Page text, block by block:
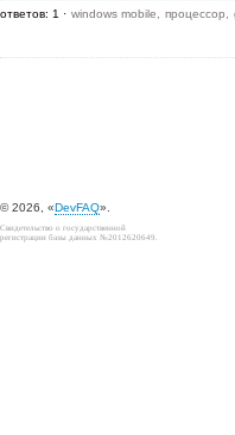
ответов: 1 windows mobile процессор
© 2026, «DevFAQ».
Свидетельство о государственной
регистрации базы данных №2012620649.